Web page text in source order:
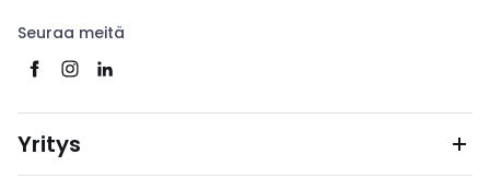
Seuraa meitä
Yritys